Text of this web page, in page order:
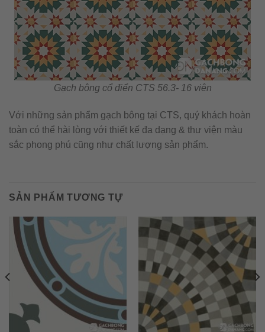
Gạch bông cổ điển CTS 56.3- 16 viên
Với những sản phẩm gạch bông tại CTS, quý khách hoàn
toàn có thể hài lòng với thiết kế đa dạng & thư viện màu
sắc phong phú cũng như chất lượng sản phẩm.
SẢN PHẨM TƯƠNG TỰ